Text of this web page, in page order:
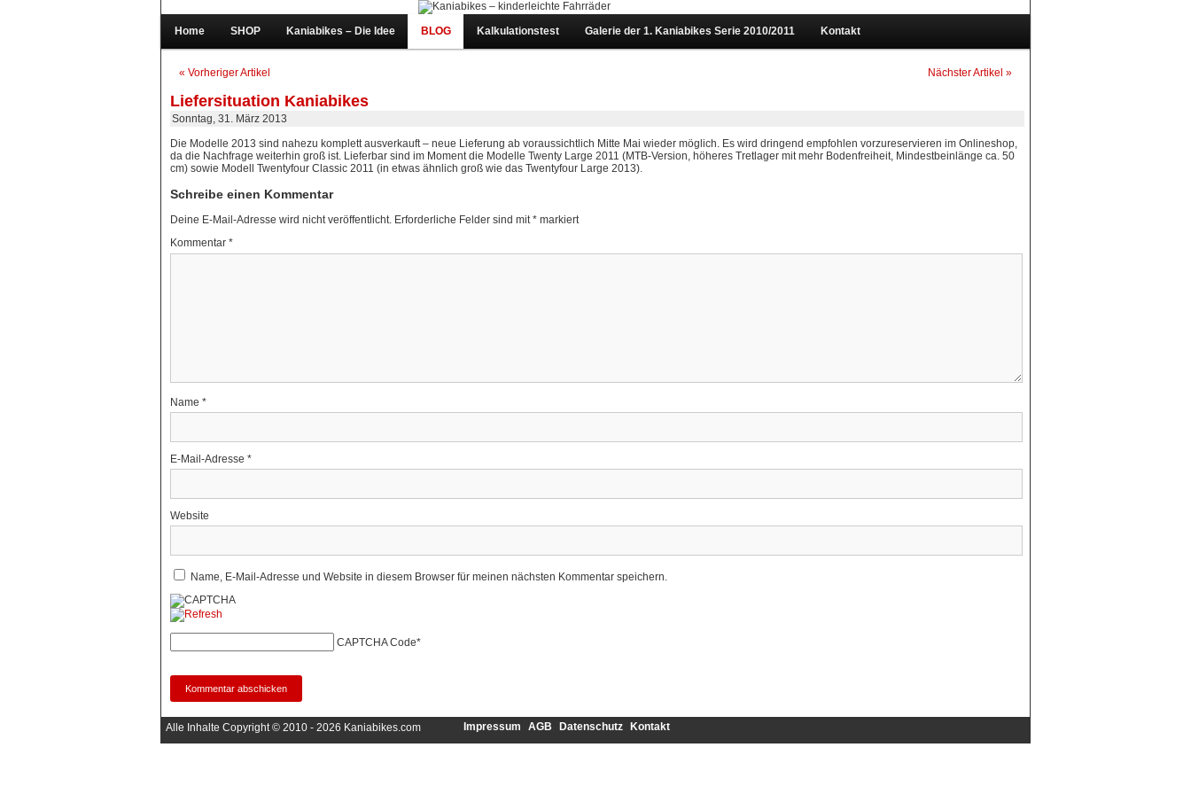
Home SHOP Kaniabikes – Die Idee BLOG Kalkulationstest Galerie der 1. Kaniabikes Serie 2010/2011 Kontakt
« Vorheriger Artikel Nächster Artikel »
Liefersituation Kaniabikes
Sonntag, 31. März 2013
Die Modelle 2013 sind nahezu komplett ausverkauft – neue Lieferung ab voraussichtlich Mitte Mai wieder möglich. Es wird dringend empfohlen vorzureservieren im Onlineshop,
da die Nachfrage weiterhin groß ist. Lieferbar sind im Moment die Modelle Twenty Large 2011 (MTB-Version, höheres Tretlager mit mehr Bodenfreiheit, Mindestbeinlänge ca. 50
cm) sowie Modell Twentyfour Classic 2011 (in etwas ähnlich groß wie das Twentyfour Large 2013).
Schreibe einen Kommentar
Deine E-Mail-Adresse wird nicht veröffentlicht. Erforderliche Felder sind mit*markiert
Kommentar *
Name *
E-Mail-Adresse *
Website
Name, E-Mail-Adresse und Website in diesem Browser für meinen nächsten Kommentar speichern.
CAPTCHA Code*
Alle Inhalte Copyright © 2010 - 2026 Kaniabikes.com Impressum AGB Datenschutz Kontakt